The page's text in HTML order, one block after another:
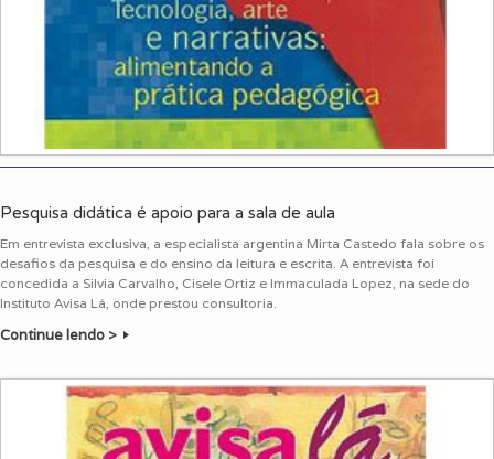
Pesquisa didática é apoio para a sala de aula
Em entrevista exclusiva, a especialista argentina Mirta Castedo fala sobre os
desafios da pesquisa e do ensino da leitura e escrita. A entrevista foi
concedida a Silvia Carvalho, Cisele Ortiz e Immaculada Lopez, na sede do
Instituto Avisa Lá, onde prestou consultoria.
Continue lendo >